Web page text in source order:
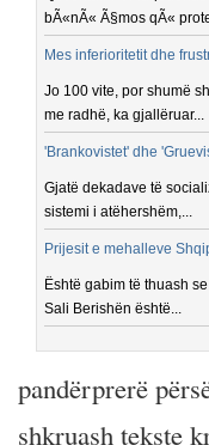
bÃ«nÃ« Ã§mos qÃ«
Mes inferioritetit dhe
Jo 100 vite, por shumë
me radhë, ka gjallëruar...
'Brankovistet' dhe
Gjatë dekadave të
sistemi i atëhershëm,...
Prijesit e mehalleve
Është gabim të thuash
Sali Berishën është...
pandërprerë
shkruash tekste